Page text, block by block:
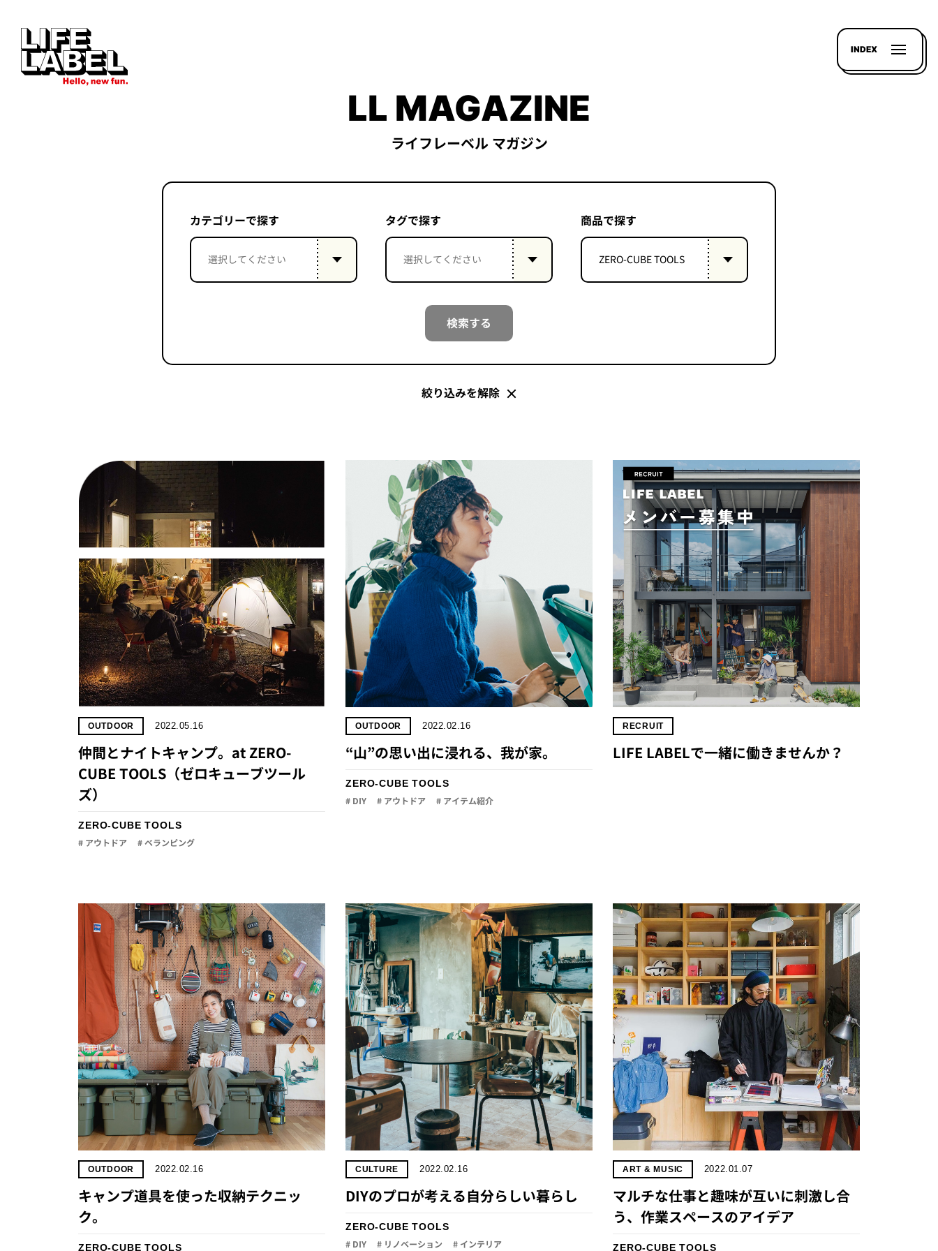
INDEX
LL MAGAZINE
ライフレーベル マガジン
カテゴリーで探す タグで探す 商品で探す
ZERO-CUBE TOOLS
検索する
絞り込みを解除
OUTDOOR 2022.05.16
仲間とナイトキャンプ。at ZERO-
CUBE TOOLS（ゼロキューブツール
ズ）
ZERO-CUBE TOOLS
# アウトドア # ベランピング
OUTDOOR 2022.02.16
“山”の思い出に浸れる、我が家。
ZERO-CUBE TOOLS
# DIY # アウトドア # アイテム紹介
RECRUIT
LIFE LABELで一緒に働きませんか？
OUTDOOR 2022.02.16
キャンプ道具を使った収納テクニッ
ク。
ZERO-CUBE TOOLS
CULTURE 2022.02.16
DIYのプロが考える自分らしい暮らし
ZERO-CUBE TOOLS
# DIY # リノベーション # インテリア
ART & MUSIC 2022.01.07
マルチな仕事と趣味が互いに刺激し合
う、作業スペースのアイデア
ZERO-CUBE TOOLS